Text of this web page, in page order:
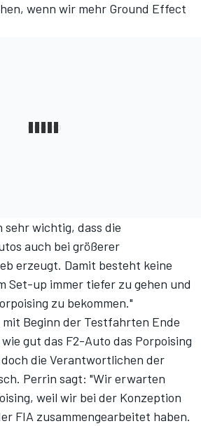
wenn wir mehr Ground Effect
sehr wichtig, dass die
auch bei größerer
erzeugt. Damit besteht keine
Set-up immer tiefer zu gehen und
zu bekommen."
Beginn der Testfahrten Ende
gut das F2-Auto das Porpoising
die Verantwortlichen der
Perrin sagt: "Wir erwarten
weil wir bei der Konzeption
FIA zusammengearbeitet haben.